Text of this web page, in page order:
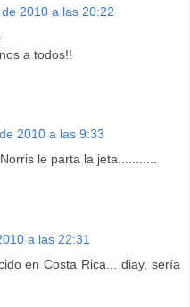
2010 a las 20:22
a todos!!
2010 a las 9:33
le parta la jeta...........
a las 22:31
en Costa Rica... diay, sería